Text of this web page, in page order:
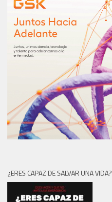
¿ERES CAPAZ DE SALVAR UNA VIDA?